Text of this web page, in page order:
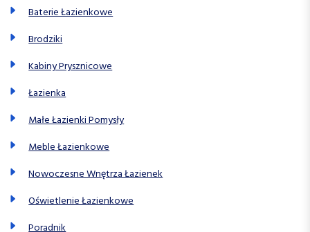
Baterie Łazienkowe
Brodziki
Kabiny Prysznicowe
Łazienka
Małe Łazienki Pomysły
Meble Łazienkowe
Nowoczesne Wnętrza Łazienek
Oświetlenie Łazienkowe
Poradnik